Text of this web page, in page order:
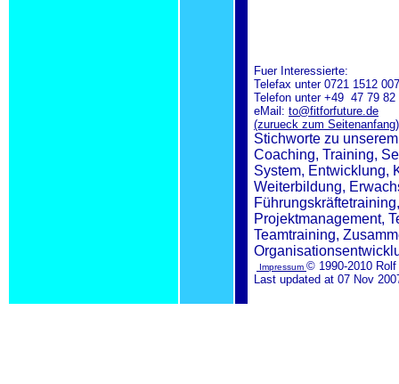
Fuer Interessierte:
Telefax unter 0721 1512
Telefon unter +49 47 79 82
eMail: to@fitforfuture.de
(zurueck zum Seitenanfang)
Stichworte zu
Coaching, Training,
System, Entwicklung,
Weiterbildung,
Projektmanagement,
Teamtraining,
Impressum © 1990-2010
Last updated at 07 Nov